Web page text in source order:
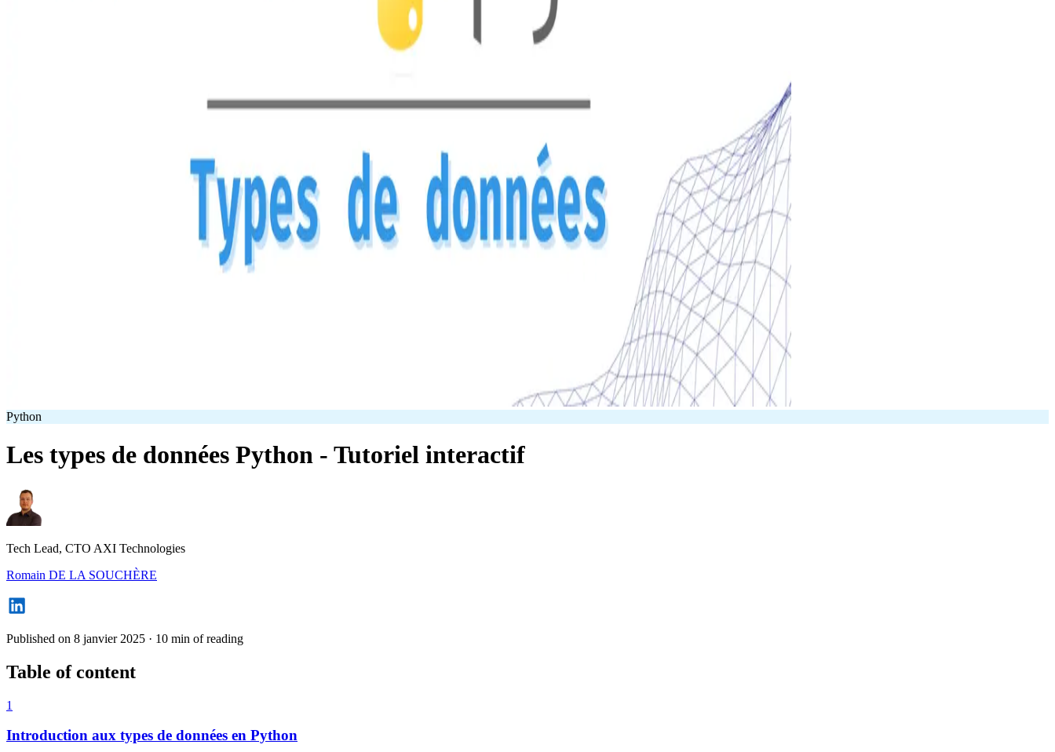
Python
Les types de données Python - Tutoriel interactif
Tech Lead, CTO AXI Technologies
Romain DE LA SOUCHÈRE
Published on 8 janvier 2025 · 10 min of reading
Table of content
1
Introduction aux types de données en Python